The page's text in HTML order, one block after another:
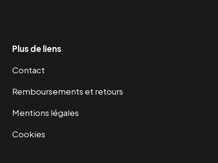
Plus de liens
Contact
Remboursements et retours
Mentions légales
Cookies